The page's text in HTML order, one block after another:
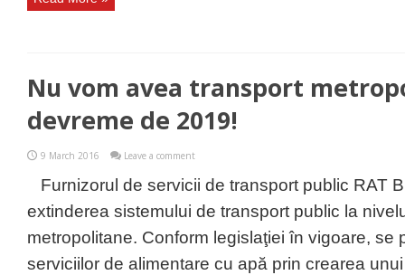
Nu vom avea transport
devreme de 2019!
9 March 2016 Leave a comment
Furnizorul de servicii de transport public RAT
extinderea sistemului de transport public la
metropolitane. Conform legislaţiei în vigoare, se
serviciilor de alimentare cu apă prin crearea